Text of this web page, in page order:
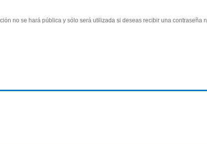
no se hará pública y sólo será utilizada si deseas recibir una contraseña